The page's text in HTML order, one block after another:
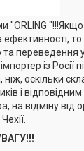
"ORLING
то
переведення
із Росії
оскільки
і
на відміну від